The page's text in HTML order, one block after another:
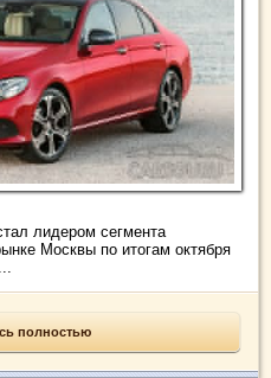
лидером сегмента
Москвы по итогам октября
полностью